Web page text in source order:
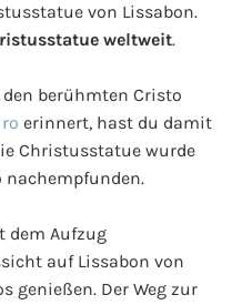
von Lissabon.
weltweit.
berühmten Cristo
erinnert, hast du damit
Christusstatue wurde
dem Aufzug
auf Lissabon von
genießen. Der Weg zur